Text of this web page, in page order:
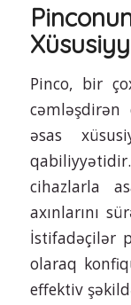
Pinco, bir
əsas
cihazlarla
axınlarını
İstifadəçilər
olaraq
effektiv